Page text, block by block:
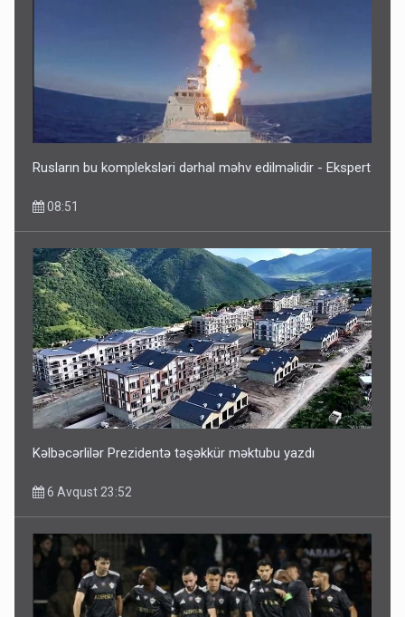
Rusların bu kompleksləri dərhal məhv edilməlidir - Ekspert
08:51
Kəlbəcərlilər Prezidentə təşəkkür məktubu yazdı
6 Avqust 23:52